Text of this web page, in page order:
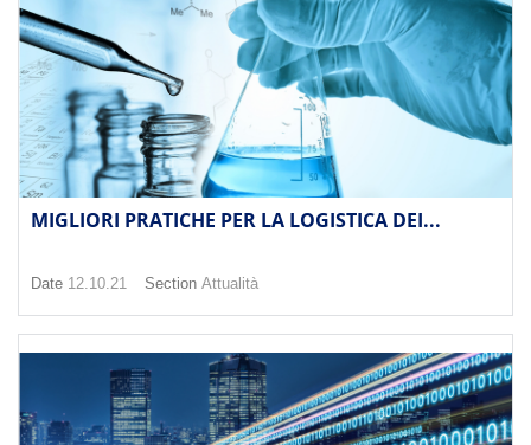
MIGLIORI PRATICHE PER LA LOGISTICA DEI...
Date 12.10.21 Section Attualità